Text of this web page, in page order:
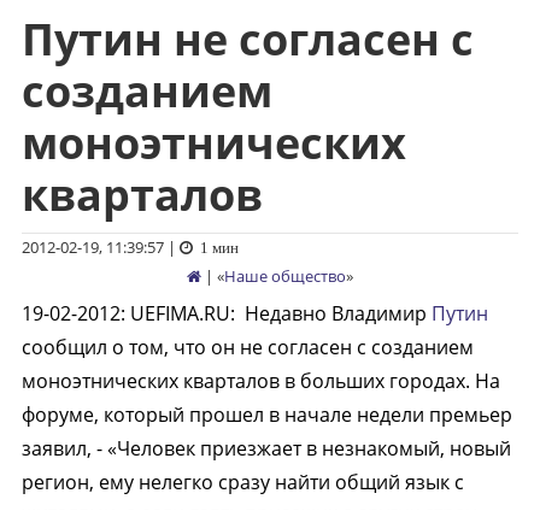
Перейти
содержимому
Путин не согласен с
созданием
моноэтнических
кварталов
2012-02-19, 11:39:57| 1 мин
| «Наше общество»
19-02-2012: UEFIMA.RU: Недавно Владимир Путин
сообщил о том, что он не согласен с созданием
моноэтнических кварталов в больших городах. На
форуме, который прошел в начале недели премьер
заявил, - «Человек приезжает в незнакомый, новый
регион, ему нелегко сразу найти общий язык с